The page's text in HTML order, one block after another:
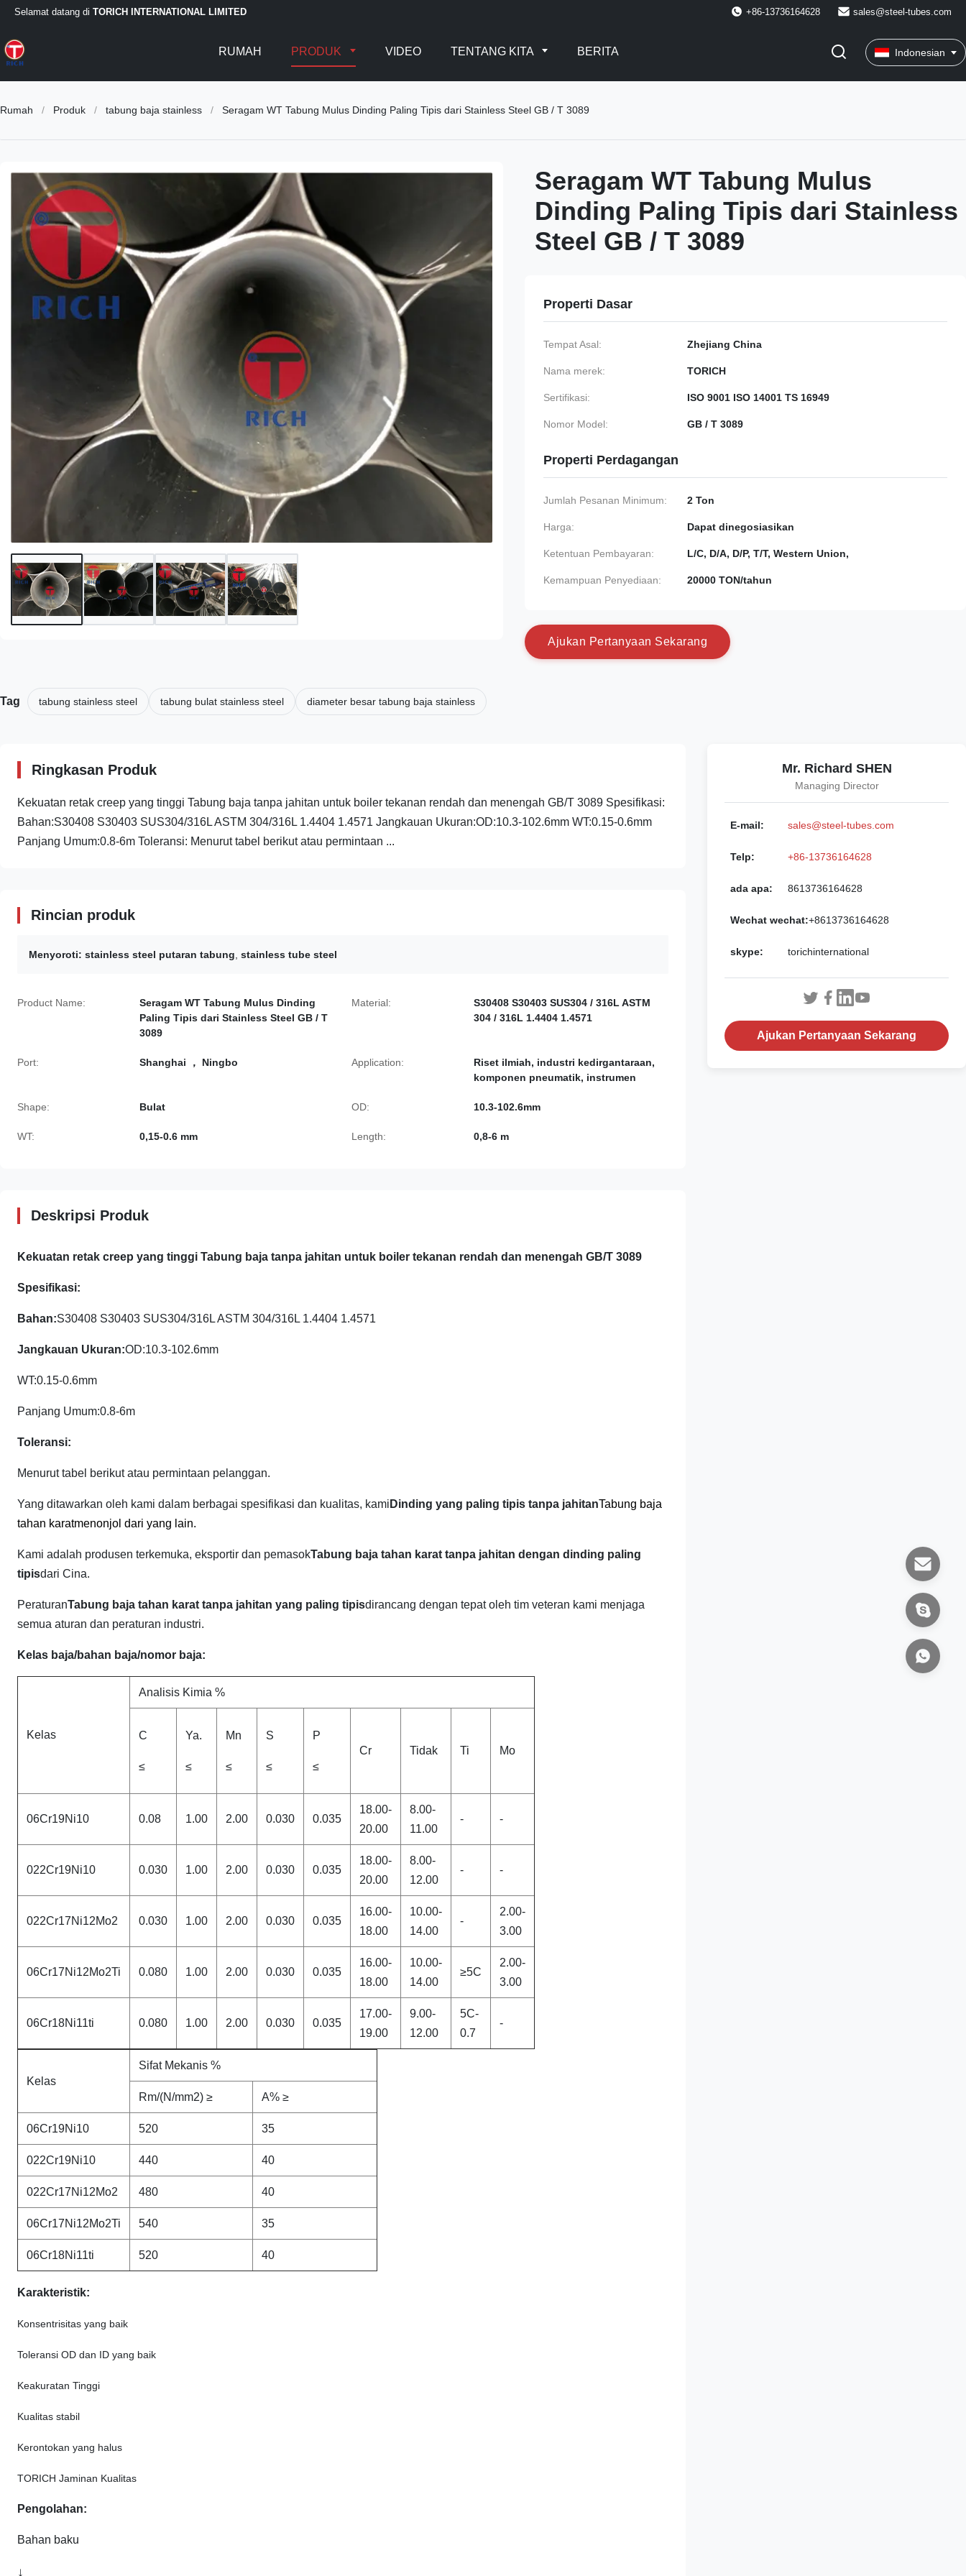
Selamat datang di TORICH INTERNATIONAL LIMITED +86-13736164628 sales@steel-tubes.com
RUMAH PRODUK VIDEO TENTANG KITA BERITA Indonesian
Rumah / Produk / tabung baja stainless / Seragam WT Tabung Mulus Dinding Paling Tipis dari Stainless Steel GB / T 3089
Seragam WT Tabung Mulus
Dinding Paling Tipis dari Stainless
Steel GB / T 3089
Properti Dasar
Tempat Asal: Zhejiang China
Nama merek: TORICH
Sertifikasi: ISO 9001 ISO 14001 TS 16949
Nomor Model: GB / T 3089
Properti Perdagangan
Jumlah Pesanan Minimum: 2 Ton
Harga: Dapat dinegosiasikan
Ketentuan Pembayaran: L/C, D/A, D/P, T/T, Western Union,
Kemampuan Penyediaan: 20000 TON/tahun
Aju kan Pertanyaan Sekarang
Tag tabung stainless steel tabung bulat stainless steel diameter besar tabung baja stainless
Ringkasan Produk
Kekuatan retak creep yang tinggi Tabung baja tanpa jahitan untuk boiler tekanan rendah dan menengah GB/T 3089 Spesifikasi:
Bahan:S30408 S30403 SUS304/316L ASTM 304/316L 1.4404 1.4571 Jangkauan Ukuran:OD:10.3-102.6mm WT:0.15-0.6mm
Panjang Umum:0.8-6m Toleransi: Menurut tabel berikut atau permintaan ...
Rincian produk
Menyoroti: stainless steel putaran tabung stainless tube steel
Product Name:
Seragam WT Tabung Mulus Dinding
Paling Tipis dari Stainless Steel GB / T
3089
Material:
S30408 ​​S30403 SUS304 / 316L ASTM
304 / 316L 1.4404 1.4571
Port: Shanghai ， Ningbo Application:
Riset ilmiah, industri kedirgantaraan,
komponen pneumatik, instrumen
Shape: Bulat OD: 10.3-102.6mm
WT: 0,15-0.6 mm Length: 0,8-6 m
Deskripsi Produk
Kekuatan retak creep yang tinggi Tabung baja tanpa jahitan untuk boiler tekanan rendah dan menengah GB/T 3089
Spesifikasi:
Bahan:S30408 S30403 SUS304/316L ASTM 304/316L 1.4404 1.4571
Jangkauan Ukuran:OD:10.3-102.6mm
WT:0.15-0.6mm
Panjang Umum:0.8-6m
Toleransi:
Menurut tabel berikut atau permintaan pelanggan.
Yang ditawarkan oleh kami dalam berbagai spesifikasi dan kualitas, kami Dinding yang paling tipis tanpa jahitanTabung baja
tahan karatmenonjol dari yang lain.
Kami adalah produsen terkemuka, eksportir dan pemasokTabung baja tahan karat tanpa jahitan dengan dinding paling
tipisdari Cina.
PeraturanTabung baja tahan karat tanpa jahitan yang paling tipisdirancang dengan tepat oleh tim veteran kami menjaga
semua aturan dan peraturan industri.
Kelas baja/bahan baja/nomor baja:
Kelas
Analisis Kimia %
C
≤
Ya.
≤
Mn
≤
S
≤
P
≤
Cr Tidak Ti Mo
06Cr19Ni10 0.08 1.00 2.00 0.030 0.035
18.00-
20.00
8.00-
11.00
- -
022Cr19Ni10 0.030 1.00 2.00 0.030 0.035
18.00-
20.00
8.00-
12.00
- -
022Cr17Ni12Mo2 0.030 1.00 2.00 0.030 0.035
16.00-
18.00
10.00-
14.00
-
2.00-
3.00
06Cr17Ni12Mo2Ti 0.080 1.00 2.00 0.030 0.035
16.00-
18.00
10.00-
14.00
≥5C
2.00-
3.00
06Cr18Ni11ti 0.080 1.00 2.00 0.030 0.035
17.00-
19.00
9.00-
12.00
5C-
0.7
-
Kelas
Sifat Mekanis %
Rm/(N/mm2) ≥ A% ≥
06Cr19Ni10 520 35
022Cr19Ni10 440 40
022Cr17Ni12Mo2 480 40
06Cr17Ni12Mo2Ti 540 35
06Cr18Ni11ti 520 40
Karakteristik:
Konsentrisitas yang baik
Toleransi OD dan ID yang baik
Keakuratan Tinggi
Kualitas stabil
Kerontokan yang halus
TORICH Jaminan Kualitas
Pengolahan:
Bahan baku
↓
Mr. Richard SHEN
Managing Director
E-mail: sales@steel-tubes.com
Telp: +86-13736164628
ada apa: 8613736164628
Wechat wechat:+8613736164628
skype: torichinternational
Ajukan Pertanyaan Sekarang